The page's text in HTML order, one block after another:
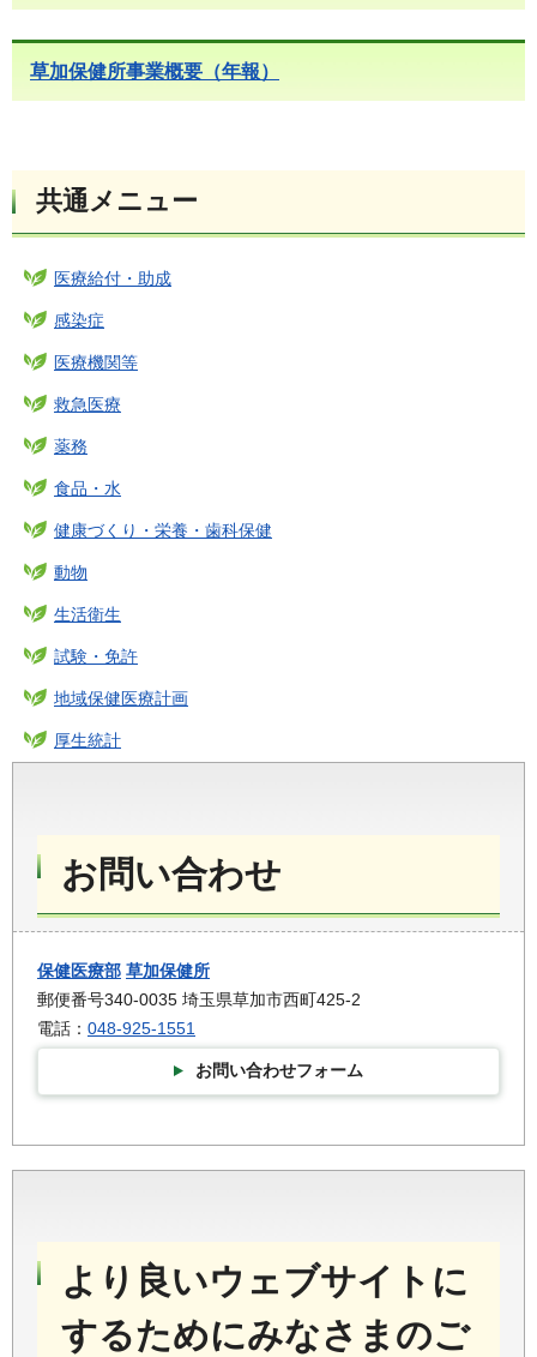
草加保健所事業概要（年報）
共通メニュー
医療給付・助成
感染症
医療機関等
救急医療
薬務
食品・水
健康づくり・栄養・歯科保健
動物
生活衛生
試験・免許
地域保健医療計画
厚生統計
お問い合わせ
保健医療部 草加保健所
郵便番号340-0035 埼玉県草加市西町425-2
電話： 048-925-1551
お問い合わせフォーム
より良いウェブサイトに
するためにみなさまのご